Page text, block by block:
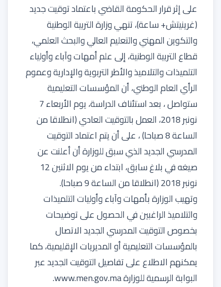
على إثر قرار الحكومة القاضي باعتماد توقيت جديد
(غرينيتش+ ساعة)، تنهي وزارة التربية الوطنية
والتكوين المهني والتعليم العالي والبحث العلمي،
قطاع التربية الوطنية، إلى علم أمهات وآباء وأولياء
التلميذات والتلاميذ والأطر التربوية والإدارية وعموم
الرأي العام الوطني، أن المؤسسات التعليمية
ستواصل ، بعد استئناف الدراسة، يوم الأربعاء 7
نونبر 2018، العمل بالتوقيت العادي (انطلاقا من
الساعة 8 صباحا) ، على أن يتم اعتماد التوقيت
المدرسي الجديد الذي سبق للوزارة أن أعلنت عن
صيغه في بلاغ سابق، ابتداء من يوم الاثنين 12
نونبر 2018 (انطلاقا من الساعة 9 صباحا).
وتهيب الوزارة بأمهات وآباء وأوليات التلميذات
والتلاميذ الراغبين في الحصول على توضيحات
بخصوص التوقيت المدرسي الجديد الاتصال
بالمؤسسات التعليمية أو المديريات الإقليمية، كما
يمكنهم الاطلاع على تفاصيل التوقيت الجديد عبر
البوابة الرسمية للوزارة www.men.gov.ma.